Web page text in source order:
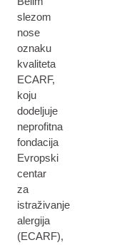
slezom
nose
oznaku
kvaliteta
ECARF,
koju
dodeljuje
neprofitna
fondacija
Evropski
centar
za
istraživanje
alergija
(ECARF),